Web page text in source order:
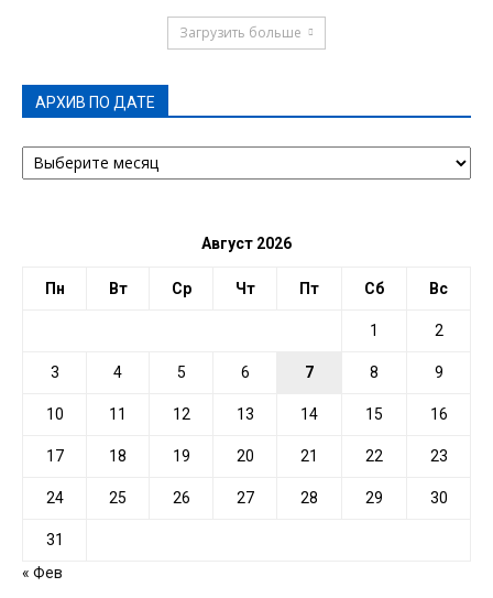
Загрузить больше
АРХИВ ПО ДАТЕ
АРХИВ
ПО
Август 2026
Пн Вт Ср Чт Пт Сб Вс
1 2
3 4 5 6 7 8 9
10 11 12 13 14 15 16
17 18 19 20 21 22 23
24 25 26 27 28 29 30
31
« Фев